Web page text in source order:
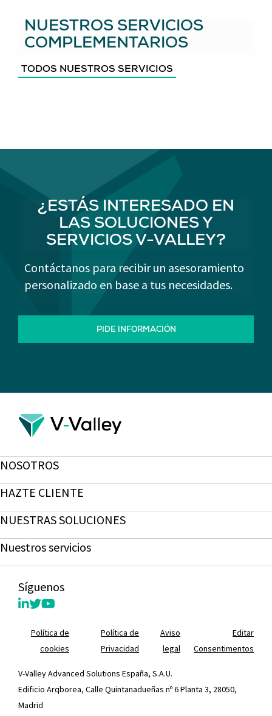
NUESTROS SERVICIOS
COMPLEMENTARIOS
TODOS NUESTROS SERVICIOS
¿ESTÁS INTERESADO EN
LAS SOLUCIONES Y
SERVICIOS V-VALLEY?
Contáctanos para recibir un asesoramiento
personalizado en base a tus necesidades.
PIDE INFORMACIÓN
NOSOTROS
HAZTE CLIENTE
NUESTRAS SOLUCIONES
Nuestros servicios
Síguenos
V-Valley Advanced Solutions España, S.A.U.
Edificio Arqborea, Calle Quintanadueñas nº 6 Planta 3, 28050,
Madrid
Política de
cookies
Política de
Privacidad
Aviso
legal
Editar
Consentimentos